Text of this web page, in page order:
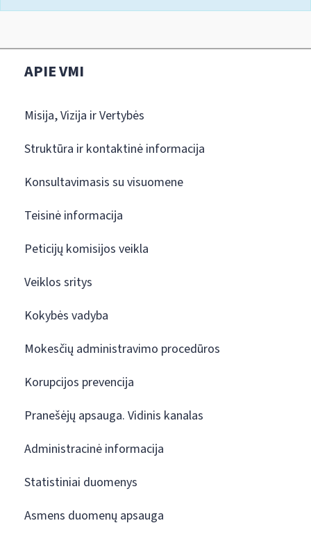
APIE VMI
Misija, Vizija ir Vertybės
Struktūra ir kontaktinė informacija
Konsultavimasis su visuomene
Teisinė informacija
Peticijų komisijos veikla
Veiklos sritys
Kokybės vadyba
Mokesčių administravimo procedūros
Korupcijos prevencija
Pranešėjų apsauga. Vidinis kanalas
Administracinė informacija
Statistiniai duomenys
Asmens duomenų apsauga